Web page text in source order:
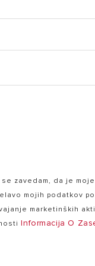
mb)
zavedam, da je
mojih podatkov
marketinških
Informacija O